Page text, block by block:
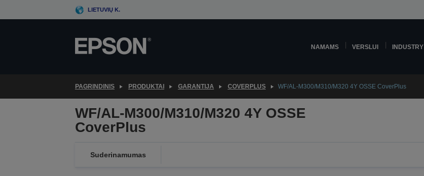
to
LIETUVIŲ K.
NAMAMS VERSLUI INDUSTRY
PAGRINDINIS PRODUKTAI GARANTIJA COVERPLUS WF/AL-M300/M310/M320 4Y OSSE CoverPlus
WF/AL-M300/M310/M320 4Y OSSE
CoverPlus
Suderinamumas